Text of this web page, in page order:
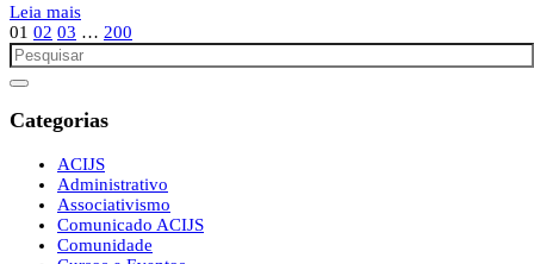
Leia mais
01 02 03 … 200
Categorias
ACIJS
Administrativo
Associativismo
Comunicado ACIJS
Comunidade